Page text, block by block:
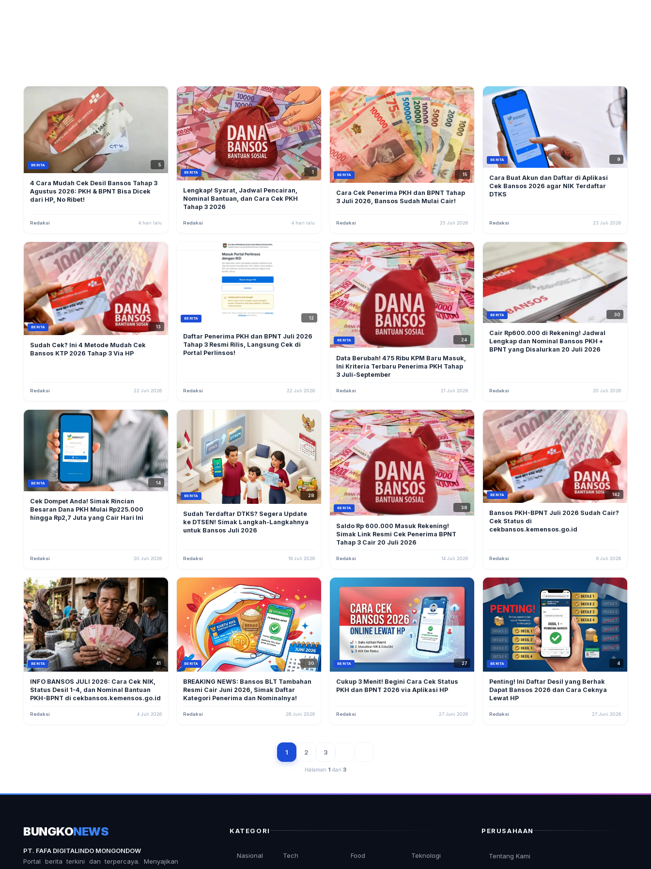
BERITA 5
4 Cara Mudah Cek Desil Bansos Tahap 3
Agustus 2026: PKH & BPNT Bisa Dicek
dari HP, No Ribet!
Redaksi 4 hari lalu
BERITA 1
Lengkap! Syarat, Jadwal Pencairan,
Nominal Bantuan, dan Cara Cek PKH
Tahap 3 2026
Redaksi 4 hari lalu
BERITA 15
Cara Cek Penerima PKH dan BPNT Tahap
3 Juli 2026, Bansos Sudah Mulai Cair!
Redaksi 25 Juli 2026
BERITA 9
Cara Buat Akun dan Daftar di Aplikasi
Cek Bansos 2026 agar NIK Terdaftar
DTKS
Redaksi 23 Juli 2026
BERITA 13
Sudah Cek? Ini 4 Metode Mudah Cek
Bansos KTP 2026 Tahap 3 Via HP
Redaksi 22 Juli 2026
BERITA 12
Daftar Penerima PKH dan BPNT Juli 2026
Tahap 3 Resmi Rilis, Langsung Cek di
Portal Perlinsos!
Redaksi 22 Juli 2026
BERITA 24
Data Berubah! 475 Ribu KPM Baru Masuk,
Ini Kriteria Terbaru Penerima PKH Tahap
3 Juli-September
Redaksi 21 Juli 2026
BERITA 30
Cair Rp600.000 di Rekening! Jadwal
Lengkap dan Nominal Bansos PKH +
BPNT yang Disalurkan 20 Juli 2026
Redaksi 20 Juli 2026
BERITA 14
Cek Dompet Anda! Simak Rincian
Besaran Dana PKH Mulai Rp225.000
hingga Rp2,7 Juta yang Cair Hari Ini
Redaksi 20 Juli 2026
BERITA 28
Sudah Terdaftar DTKS? Segera Update
ke DTSEN! Simak Langkah-Langkahnya
untuk Bansos Juli 2026
Redaksi 19 Juli 2026
BERITA 38
Saldo Rp 600.000 Masuk Rekening!
Simak Link Resmi Cek Penerima BPNT
Tahap 3 Cair 20 Juli 2026
Redaksi 14 Juli 2026
BERITA 162
Bansos PKH-BPNT Juli 2026 Sudah Cair?
Cek Status di
cekbansos.kemensos.go.id
Redaksi 6 Juli 2026
BERITA 41
INFO BANSOS JULI 2026: Cara Cek NIK,
Status Desil 1-4, dan Nominal Bantuan
PKH-BPNT di cekbansos.kemensos.go.id
Redaksi 4 Juli 2026
BERITA 30
BREAKING NEWS: Bansos BLT Tambahan
Resmi Cair Juni 2026, Simak Daftar
Kategori Penerima dan Nominalnya!
Redaksi 28 Juni 2026
BERITA 27
Cukup 3 Menit! Begini Cara Cek Status
PKH dan BPNT 2026 via Aplikasi HP
Redaksi 27 Juni 2026
BERITA 4
Penting! Ini Daftar Desil yang Berhak
Dapat Bansos 2026 dan Cara Ceknya
Lewat HP
Redaksi 27 Juni 2026
1 2 3
Halaman 1 dari 3
BUNGKONEWS
PT. FAFA DIGITALINDO MONGONDOW
Portal berita terkini dan terpercaya. Menyajikan
KATEGORI
Nasional Tech Food Teknologi
PERUSAHAAN
Tentang Kami